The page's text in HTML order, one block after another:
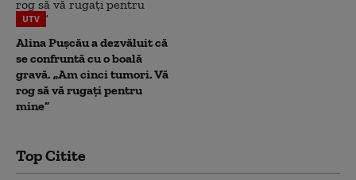
UTV
Alina Pușcău a dezvăluit că
se confruntă cu o boală
gravă. „Am cinci tumori. Vă
rog să vă rugați pentru
mine”
Top Citite